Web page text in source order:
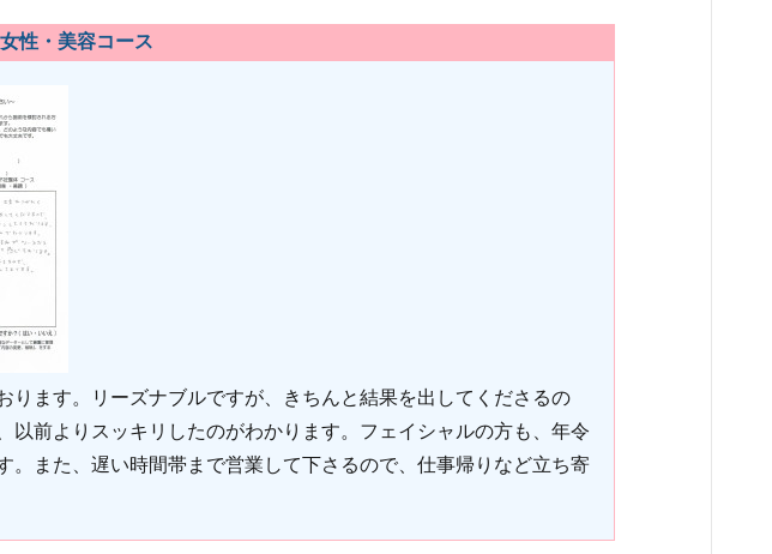
性・美容コース
ます。リーズナブルですが、きちんと結果を出してくださるの
前よりスッキリしたのがわかります。フェイシャルの方も、年令
また、遅い時間帯まで営業して下さるので、仕事帰りなど立ち寄